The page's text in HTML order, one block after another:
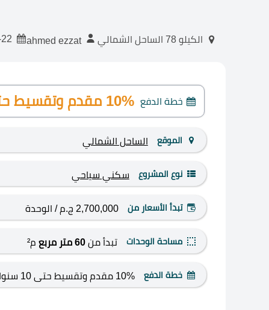
الكيلو 78 الساحل الشمالي ahmed ezzat
خطة الدفع 10% مقدم وتقسيط حتى 10 سنوات
الموقع الساحل الشمالي
نوع المشروع سكني سياحي
تبدأ الأسعار من 2,700,000 ج.م / الوحدة
مساحة الوحدات تبدأ من60 متر مربع م²
خطة الدفع 10% مقدم وتقسيط حتى 10 سنوات